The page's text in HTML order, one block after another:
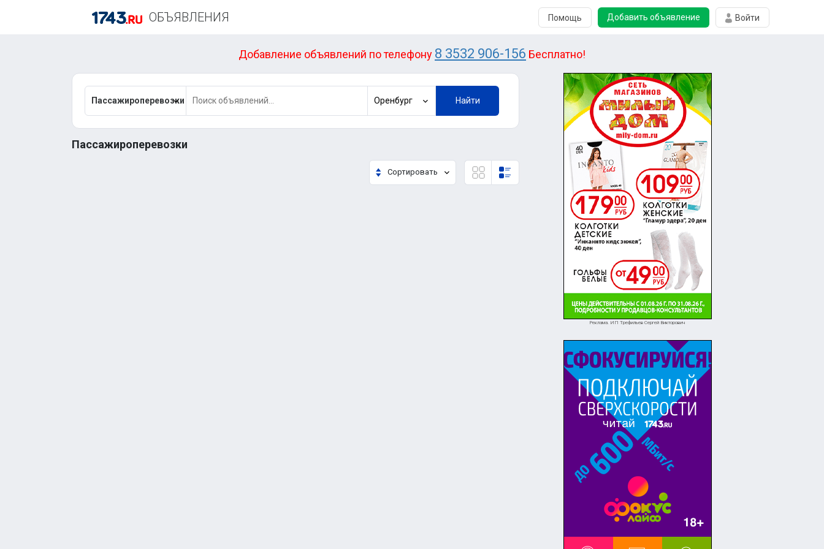
ОБЪЯВЛЕНИЯ Помощь Добавить объявление Войти
Добавление объявлений по телефону 8 3532 906-156 Бесплатно!
Пассажироперевозки Оренбург Найти
Пассажироперевозки
Сортировать
Реклама. ИП Трефильев Сергей Викторович